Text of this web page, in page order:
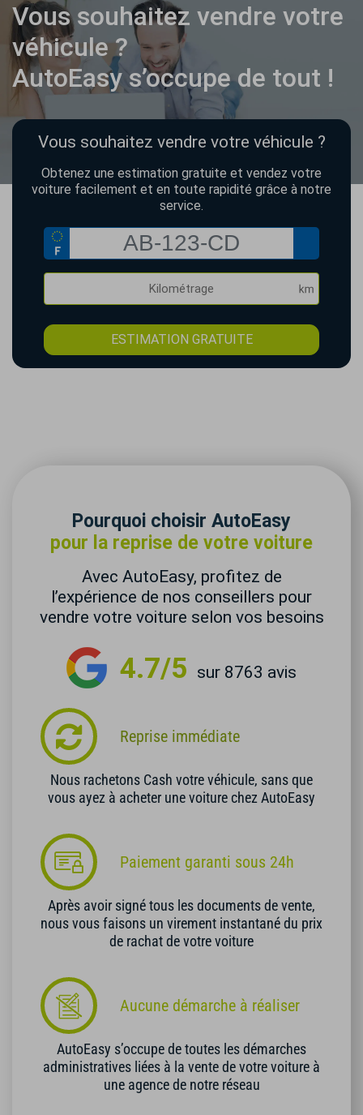
Vous souhaitez vendre votre
véhicule ?
AutoEasy s’occupe de tout !
Vous souhaitez vendre votre véhicule ?
Obtenez une estimation gratuite et vendez votre
voiture facilement et en toute rapidité grâce à notre
service.
ESTIMATION GRATUITE
Pourquoi choisir AutoEasy
pour la reprise de votre voiture
Avec AutoEasy, profitez de
l’expérience de nos conseillers pour
vendre votre voiture selon vos besoins
4.7/5 sur 8763 avis
Reprise immédiate
Nous rachetons Cash votre véhicule, sans que
vous ayez à acheter une voiture chez AutoEasy
Paiement garanti sous 24h
Après avoir signé tous les documents de vente,
nous vous faisons un virement instantané du prix
de rachat de votre voiture
Aucune démarche à réaliser
AutoEasy s’occupe de toutes les démarches
administratives liées à la vente de votre voiture à
une agence de notre réseau